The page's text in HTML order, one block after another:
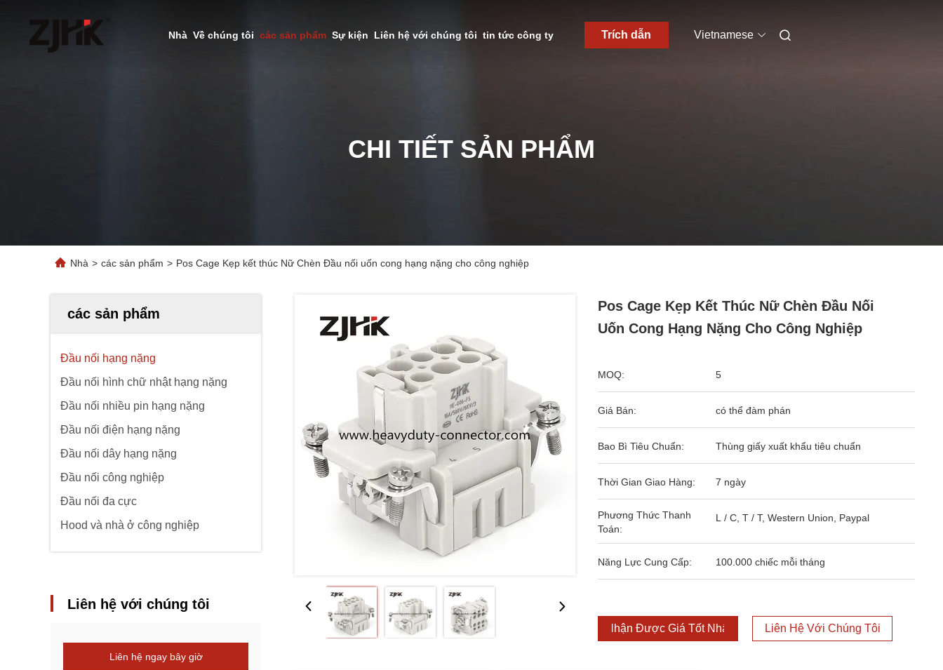
Nhà Về chúng tôi các sản phẩm Sự kiện Liên hệ với chúng tôi tin tức công ty Trích dẫn Vietnamese
CHI TIẾT SẢN PHẨM
Nhà > các sản phẩm > Pos Cage Kẹp kết thúc Nữ Chèn Đầu nối uốn cong hạng nặng cho công nghiệp
các sản phẩm
Đầu nối hạng nặng
Đầu nối hình chữ nhật hạng nặng
Đầu nối nhiều pin hạng nặng
Đầu nối điện hạng nặng
Đầu nối dây hạng nặng
Đầu nối công nghiệp
Đầu nối đa cực
Hood và nhà ở công nghiệp
Liên hệ với chúng tôi
Liên hệ ngay bây giờ
Pos Cage Kẹp Kết Thúc Nữ Chèn Đầu Nối
Uốn Cong Hạng Nặng Cho Công Nghiệp
MOQ: 5
Giá Bán: có thể đàm phán
Bao Bì Tiêu Chuẩn: Thùng giấy xuất khẩu tiêu chuẩn
Thời Gian Giao Hàng: 7 ngày
Phương Thức Thanh
Toán:
L / C, T / T, Western Union, Paypal
Năng Lực Cung Cấp: 100.000 chiếc mỗi tháng
Nhận Được Giá Tốt Nhất Liên Hệ Với Chúng Tôi